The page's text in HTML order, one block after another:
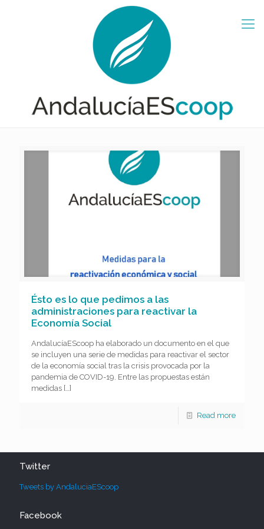
Ésto es lo que pedimos a las
administraciones para reactivar la
Economía Social
AndalucíaEScoop ha elaborado un documento en el que
se incluyen una serie de medidas para reactivar el sector
de la economía social tras la crisis provocada por la
pandemia de COVID-19. Entre las propuestas están
medidas […]
Read more
Twitter
Tweets by AndaluciaEScoop
Facebook